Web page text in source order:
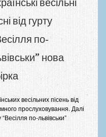
весільні
від гурту
по-
нова
весільних пісень від
прослуховування. Далі
по-львівськи”